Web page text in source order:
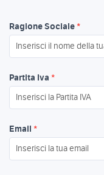
Ragione Sociale *
Partita Iva *
Email *